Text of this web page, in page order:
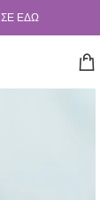
ΕΔΏ